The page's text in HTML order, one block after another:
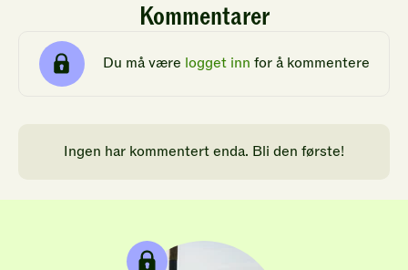
Kommentarer
Du må være logget inn for å kommentere
Ingen har kommentert enda. Bli den første!